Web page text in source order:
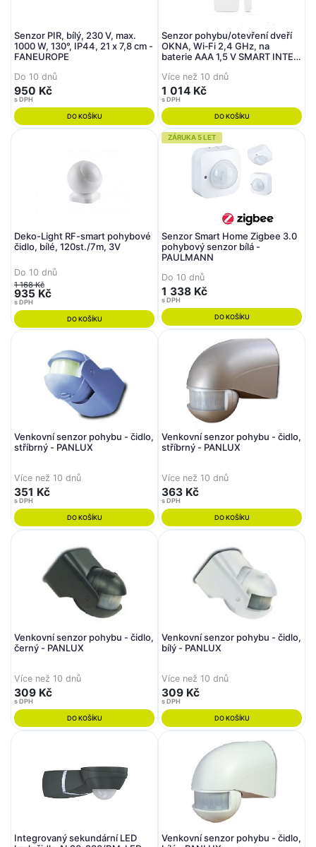
Senzor PIR, bílý, 230 V, max.
1000 W, 130°, IP44, 21 x 7,8 cm -
FANEUROPE
Do 10 dnů
950 Kč
s DPH
DO KOŠÍKU
Senzor pohybu/otevření dveří
OKNA, Wi‑Fi 2,4 GHz, na
baterie AAA 1,5 V SMART INTEC
Více než 10 dnů
1 014 Kč
s DPH
DO KOŠÍKU
Deko-Light RF-smart pohybové
čidlo, bílé, 120st./7m, 3V
Do 10 dnů
1 168 Kč
935 Kč
s DPH
DO KOŠÍKU
ZÁRUKA 5 LET
Senzor Smart Home Zigbee 3.0
pohybový senzor bílá -
PAULMANN
Do 10 dnů
1 338 Kč
s DPH
DO KOŠÍKU
Venkovní senzor pohybu - čidlo,
stříbrný - PANLUX
Více než 10 dnů
351 Kč
s DPH
DO KOŠÍKU
Venkovní senzor pohybu - čidlo,
stříbrný - PANLUX
Více než 10 dnů
363 Kč
s DPH
DO KOŠÍKU
Venkovní senzor pohybu - čidlo,
černý - PANLUX
Více než 10 dnů
309 Kč
s DPH
DO KOŠÍKU
Venkovní senzor pohybu - čidlo,
bílý - PANLUX
Více než 10 dnů
309 Kč
s DPH
DO KOŠÍKU
Integrovaný sekundární LED
Venkovní senzor pohybu - čidlo,